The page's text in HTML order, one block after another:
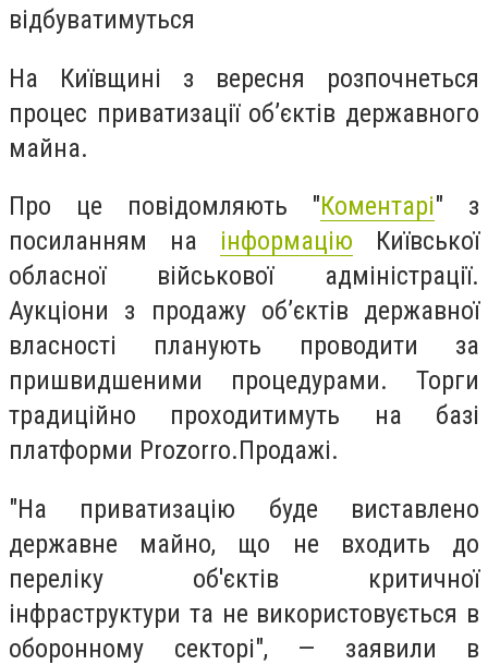
відбуватимуться
На Київщині з вересня розпочнеться
процес приватизації об’єктів державного
майна.
Про це повідомляють "Коментарі" з
посиланням на інформацію Київської
обласної військової адміністрації.
Аукціони з продажу об’єктів державної
власності планують проводити за
пришвидшеними процедурами. Торги
традиційно проходитимуть на базі
платформи Prozorro.Продажі.
"На приватизацію буде виставлено
державне майно, що не входить до
переліку об'єктів критичної
інфраструктури та не використовується в
оборонному секторі", — заявили в